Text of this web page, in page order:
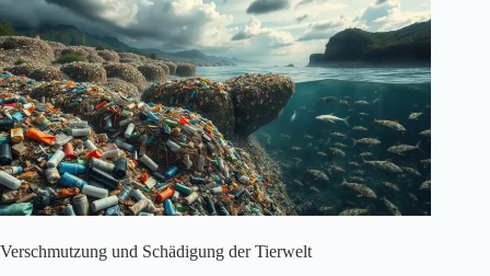
Verschmutzung und Schädigung der Tierwelt